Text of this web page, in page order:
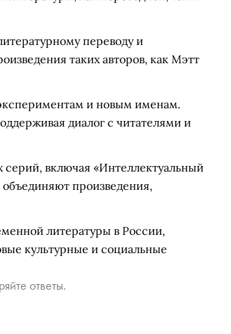
переводу и
таких авторов, как Мэтт
и новым именам.
диалог с читателями и
серий, включая «Интеллектуальный
произведения,
литературы в России,
культурные и социальные
ответы.